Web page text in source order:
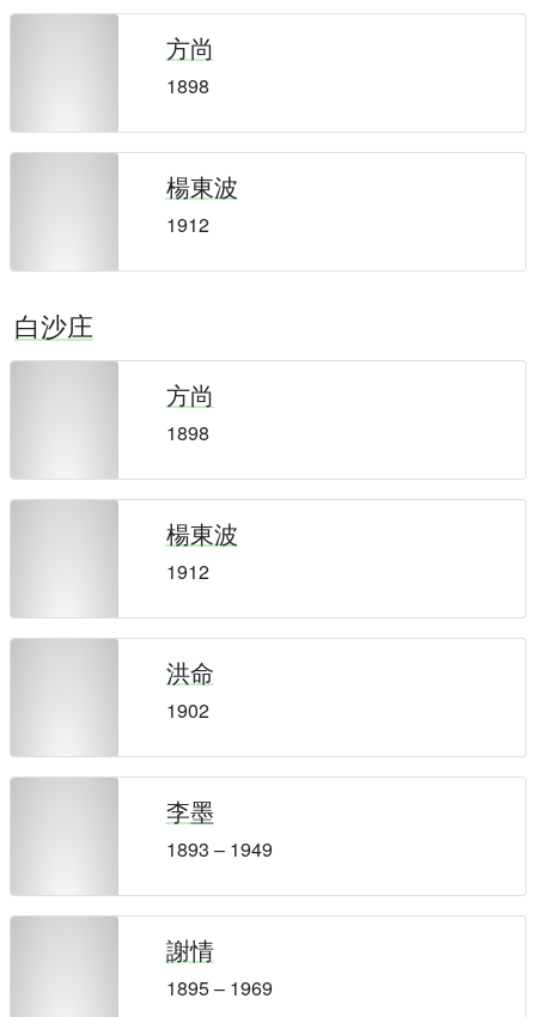
方尚
1898
楊東波
1912
白沙庄
方尚
1898
楊東波
1912
洪命
1902
李墨
1893 – 1949
謝情
1895 – 1969